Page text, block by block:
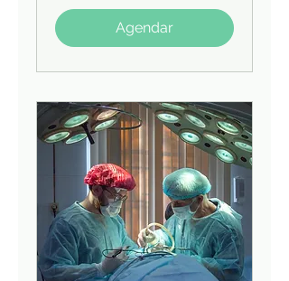
Agendar